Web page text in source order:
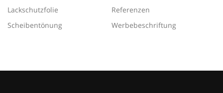
Lackschutzfolie
Referenzen
Scheibentönung
Werbebeschriftung